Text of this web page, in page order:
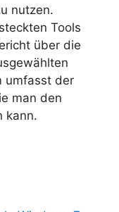
nutzen.
Tools
über die
umfasst der
man den
kann.